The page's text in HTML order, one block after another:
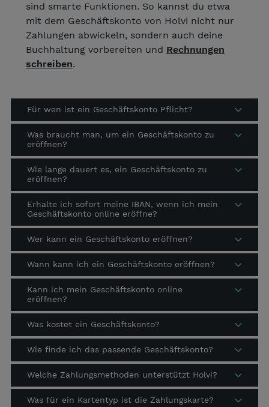
sind smarte Funktionen. So kannst du etwa
mit dem Geschäftskonto von Holvi nicht nur
Zahlungen abwickeln, sondern auch deine
Buchhaltung vorbereiten und Rechnungen
schreiben.
Für wen ist ein Geschäftskonto Pflicht?
Was braucht man, um ein Geschäftskonto zu
eröffnen?
Wie lange dauert es, ein Geschäftskonto zu
eröffnen?
Erhalte ich sofort meine IBAN, wenn ich mein
Geschäftskonto online eröffne?
Wer kann ein Geschäftskonto eröffnen?
Wann kann ich ein Geschäftskonto eröffnen?
Kann ich mein Geschäftskonto online
eröffnen?
Was kostet ein Geschäftskonto?
Wie finde ich das passende Geschäftskonto?
Welche Zahlungsmethoden unterstützt Holvi?
Was für ein Kartentyp ist die Zahlungskarte?